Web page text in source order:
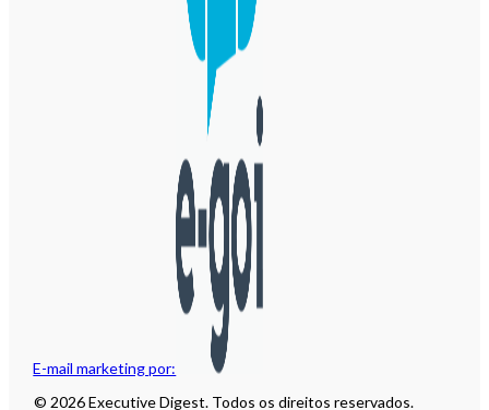
E-mail marketing por:
© 2026 Executive Digest. Todos os direitos reservados.